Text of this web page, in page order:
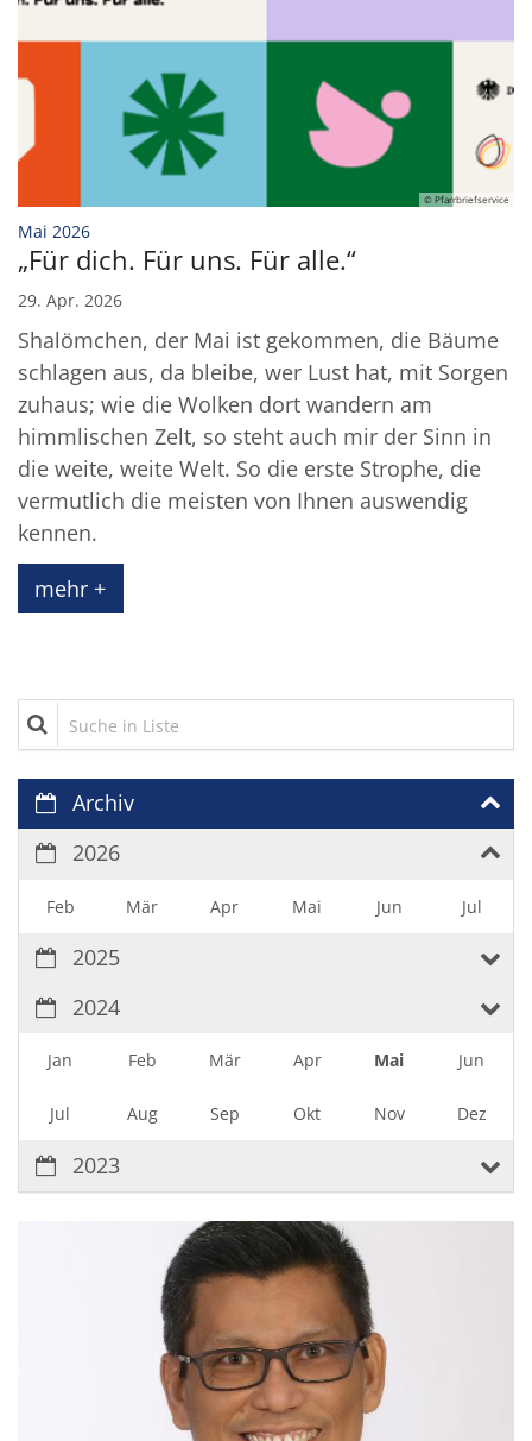
© Pfarrbriefservice
Mai 2026:
„Für dich. Für uns. Für alle.“
29. Apr. 2026
Shalömchen, der Mai ist gekommen, die Bäume
schlagen aus, da bleibe, wer Lust hat, mit Sorgen
zuhaus; wie die Wolken dort wandern am
himmlischen Zelt, so steht auch mir der Sinn in
die weite, weite Welt. So die erste Strophe, die
vermutlich die meisten von Ihnen auswendig
kennen.
mehr +
Suche in Liste
Archiv
2026
Feb Mär Apr Mai Jun Jul
2025
2024
Jan Feb Mär Apr Mai Jun
Jul Aug Sep Okt Nov Dez
2023